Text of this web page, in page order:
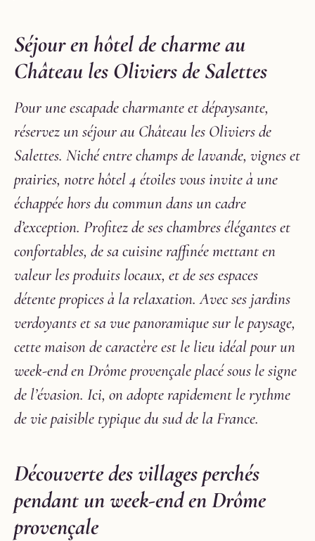
Séjour en hôtel de charme au
Château les Oliviers de Salettes
Pour une escapade charmante et dépaysante,
réservez un séjour au Château les Oliviers de
Salettes. Niché entre champs de lavande, vignes et
prairies, notre hôtel 4 étoiles vous invite à une
échappée hors du commun dans un cadre
d’exception. Profitez de ses chambres élégantes et
confortables, de sa cuisine raffinée mettant en
valeur les produits locaux, et de ses espaces
détente propices à la relaxation. Avec ses jardins
verdoyants et sa vue panoramique sur le paysage,
cette maison de caractère est le lieu idéal pour un
week-end en Drôme provençale placé sous le signe
de l’évasion. Ici, on adopte rapidement le rythme
de vie paisible typique du sud de la France.
Découverte des villages perchés
pendant un week-end en Drôme
provençale